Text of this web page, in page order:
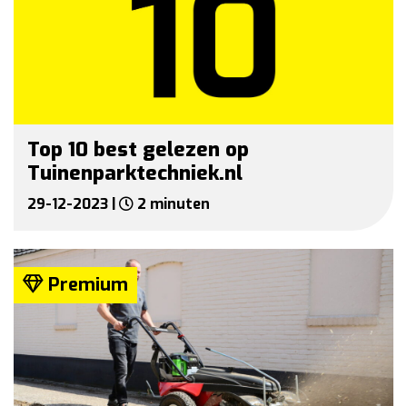
Top 10 best gelezen op
Tuinenparktechniek.nl
29-12-2023 | 2 minuten
Premium